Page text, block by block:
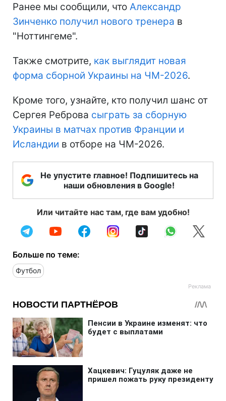
Ранее мы сообщили, что Александр
Зинченко получил нового тренера в
"Ноттингеме".
Также смотрите, как выглядит новая
форма сборной Украины на ЧМ-2026.
Кроме того, узнайте, кто получил шанс от
Сергея Реброва сыграть за сборную
Украины в матчах против Франции и
Исландии в отборе на ЧМ-2026.
Не упустите главное! Подпишитесь на
наши обновления в Google!
Или читайте нас там, где вам удобно!
Больше по теме:
Футбол